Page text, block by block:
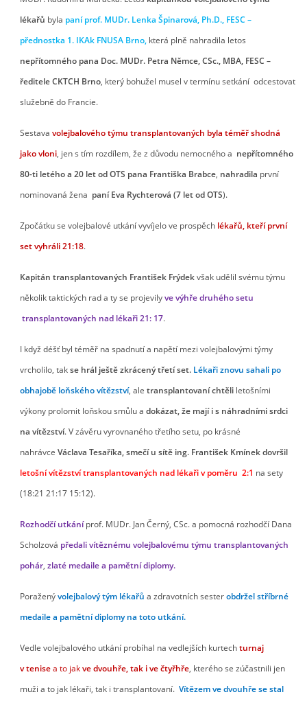
lékařů byla paní prof. MUDr. Lenka Špinarová, Ph.D., FESC –
přednostka 1. IKAk FNUSA Brno, která plně nahradila letos
nepřítomného pana Doc. MUDr. Petra Němce, CSc., MBA, FESC –
řediteleCKTCH Brno, který bohužel musel v termínu setkání odcestovat
služebně do Francie.
Sestava volejbalového týmu transplantovaných byla téměř shodná
jako vloni, jen s tím rozdílem, že z důvodu nemocného a nepřítomného
80-ti letého a 20 let od OTS pana Františka Brabce, nahradila první
nominovaná žena paní Eva Rychterová (7 let od OTS).
Zpočátku se volejbalové utkání vyvíjelo ve prospěch lékařů, kteří první
set vyhráli 21:18.
Kapitán transplantovaných František Frýdekvšak udělil svému týmu
několik taktických rad a ty se projevilyve výhře druhého setu
transplantovaných nad lékaři 21: 17.
I když déšť byl téměř na spadnutí a napětí mezi volejbalovými týmy
vrcholilo, takse hrál ještě zkrácený třetí set. Lékaři znovu sahali po
obhajobě loňského vítězství, ale transplantovaní chtěli letošními
výkony prolomit loňskou smůlu a dokázat, že mají is náhradními srdci
na vítězství. V závěru vyrovnaného třetího setu, po krásné
nahrávce Václava Tesaříka, smečí u sítě ing. František Kmínek dovršil
letošní vítězstvítransplantovaných nad lékaři v poměru 2:1 na sety
(18:21 21:17 15:12).
Rozhodčí utkáníprof. MUDr. Jan Černý, CSc. a pomocná rozhodčí Dana
Scholzová předali vítěznému volejbalovému týmu transplantovaných
pohár, zlaté medaile a pamětní diplomy.
Poraženývolejbalový tým lékařů a zdravotních sesterobdržel stříbrné
medaile a pamětní diplomy na toto utkání.
Vedle volejbalového utkání probíhal na vedlejších kurtechturnaj
v tenisea to jakve dvouhře, tak i ve čtyřhře, kterého se zúčastnili jen
muži a to jak lékaři, tak i transplantovaní. Vítězem ve dvouhře se stal